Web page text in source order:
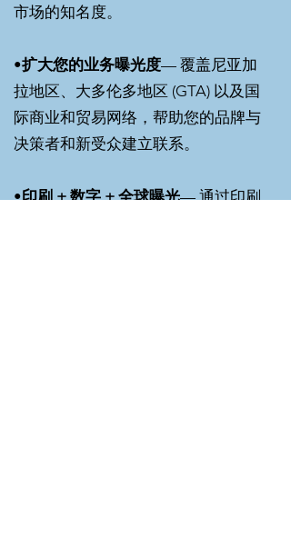
市场的知名度。
•扩大您的业务曝光度— 覆盖尼亚加
拉地区、大多伦多地区 (GTA) 以及国
际商业和贸易网络，帮助您的品牌与
决策者和新受众建立联系。
•印刷 + 数字 + 全球曝光— 通过印刷